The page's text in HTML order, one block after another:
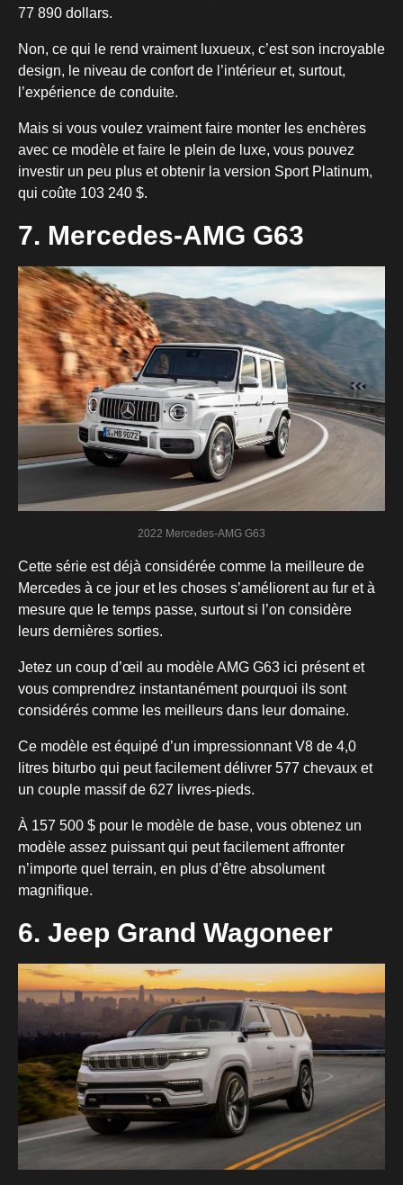
77 890 dollars.
Non, ce qui le rend vraiment luxueux, c’est son incroyable
design, le niveau de confort de l’intérieur et, surtout,
l’expérience de conduite.
Mais si vous voulez vraiment faire monter les enchères
avec ce modèle et faire le plein de luxe, vous pouvez
investir un peu plus et obtenir la version Sport Platinum,
qui coûte 103 240 $.
7. Mercedes-AMG G63
2022 Mercedes-AMG G63
Cette série est déjà considérée comme la meilleure de
Mercedes à ce jour et les choses s’améliorent au fur et à
mesure que le temps passe, surtout si l’on considère
leurs dernières sorties.
Jetez un coup d’œil au modèle AMG G63 ici présent et
vous comprendrez instantanément pourquoi ils sont
considérés comme les meilleurs dans leur domaine.
Ce modèle est équipé d’un impressionnant V8 de 4,0
litres biturbo qui peut facilement délivrer 577 chevaux et
un couple massif de 627 livres-pieds.
À 157 500 $ pour le modèle de base, vous obtenez un
modèle assez puissant qui peut facilement affronter
n’importe quel terrain, en plus d’être absolument
magnifique.
6. Jeep Grand Wagoneer